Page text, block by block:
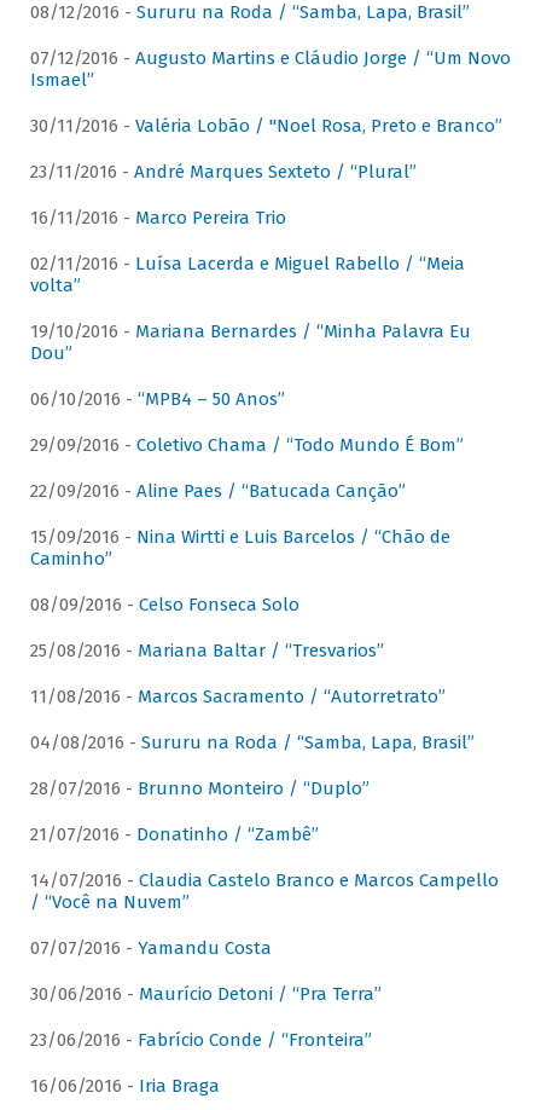
08/12/2016 - Sururu na Roda / “Samba, Lapa, Brasil”
07/12/2016 - Augusto Martins e Cláudio Jorge / “Um Novo
Ismael”
30/11/2016 - Valéria Lobão / "Noel Rosa, Preto e Branco”
23/11/2016 - André Marques Sexteto / “Plural”
16/11/2016 - Marco Pereira Trio
02/11/2016 - Luísa Lacerda e Miguel Rabello / “Meia
volta”
19/10/2016 - Mariana Bernardes / “Minha Palavra Eu
Dou”
06/10/2016 - “MPB4 – 50 Anos”
29/09/2016 - Coletivo Chama / “Todo Mundo É Bom”
22/09/2016 - Aline Paes / “Batucada Canção”
15/09/2016 - Nina Wirtti e Luis Barcelos / “Chão de
Caminho”
08/09/2016 - Celso Fonseca Solo
25/08/2016 - Mariana Baltar / “Tresvarios”
11/08/2016 - Marcos Sacramento / “Autorretrato”
04/08/2016 - Sururu na Roda / “Samba, Lapa, Brasil”
28/07/2016 - Brunno Monteiro / “Duplo”
21/07/2016 - Donatinho / “Zambê”
14/07/2016 - Claudia Castelo Branco e Marcos Campello
/ “Você na Nuvem”
07/07/2016 - Yamandu Costa
30/06/2016 - Maurício Detoni / “Pra Terra”
23/06/2016 - Fabrício Conde / “Fronteira”
16/06/2016 - Iria Braga